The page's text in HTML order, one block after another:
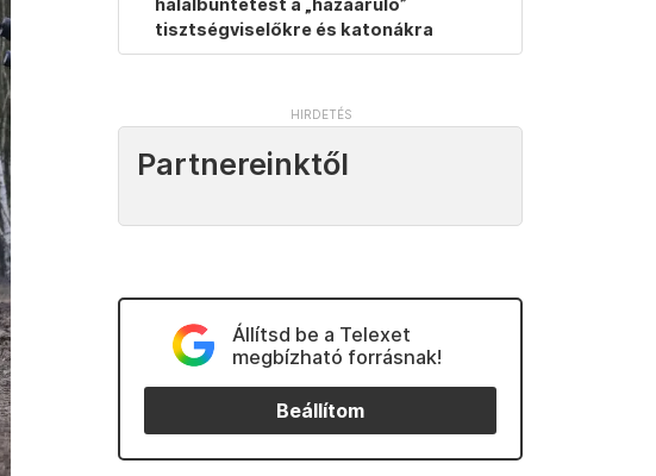
halálbüntetést a „hazaáruló”
tisztségviselőkre és katonákra
Partnereinktől
Állítsd be a Telexet
megbízható forrásnak!
Beállítom